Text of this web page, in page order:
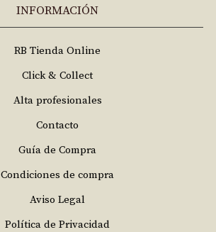
INFORMACIÓN
RB Tienda Online
Click & Collect
Alta profesionales
Contacto
Guía de Compra
Condiciones de compra
Aviso Legal
Política de Privacidad